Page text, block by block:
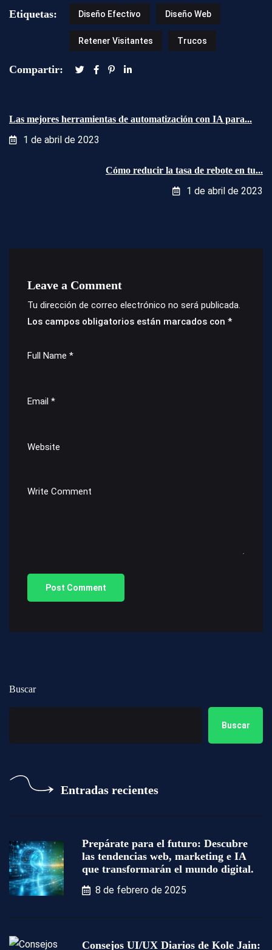
Etiquetas: Diseño Efectivo Diseño Web
Retener Visitantes Trucos
Compartir:
Las mejores herramientas de automatización con IA para...
1 de abril de 2023
Cómo reducir la tasa de rebote en tu...
1 de abril de 2023
Leave a Comment
Tu dirección de correo electrónico no será publicada.
Los campos obligatorios están marcados con *
Buscar
Buscar
Entradas recientes
Prepárate para el futuro: Descubre
las tendencias web, marketing e IA
que transformarán el mundo digital.
8 de febrero de 2025
Consejos UI/UX Diarios de Kole Jain: